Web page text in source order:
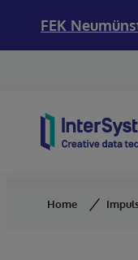
FEK
Home